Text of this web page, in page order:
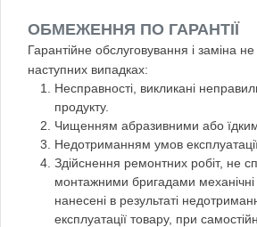
ОБМЕЖЕННЯ ПО ГАРАНТІЇ
Гарантійне обслуговування і заміна
наступних випадках:
Несправності, викликані
продукту.
Чищенням абразивними або
Недотриманням умов
Здійснення ремонтних робіт, не
монтажними бригадами
нанесені в результаті
експлуатації товару, при